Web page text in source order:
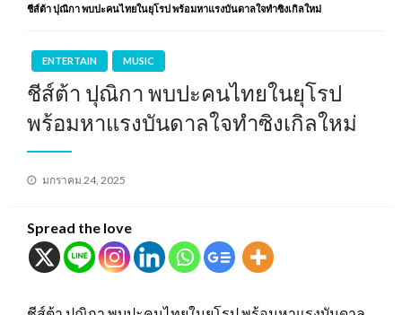
ชีส์ต้า ปุณิกา พบปะคนไทยในยุโรป พร้อมหาแรงบันดาลใจทำซิงเกิลใหม่
ENTERTAIN MUSIC
ชีส์ต้า ปุณิกา พบปะคนไทยในยุโรป
พร้อมหาแรงบันดาลใจทำซิงเกิลใหม่
Posted
มกราคม 24, 2025
Spread the love